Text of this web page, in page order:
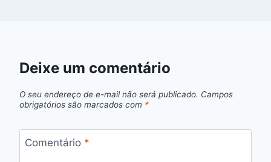
Deixe um comentário
O seu endereço de e-mail não será publicado. Campos
obrigatórios são marcados com *
Comentário *